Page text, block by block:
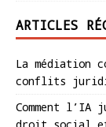
ARTICLES
La médiation
conflits
Comment
droit social